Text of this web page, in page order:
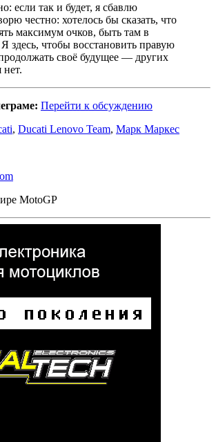
если так и будет, я сбавлю
честно: хотелось бы сказать, что
максимум очков, быть там в
здесь, чтобы восстановить правую
своё будущее — других
нет.
Перейти к обсуждению
, Ducati Lenovo Team, Марк Маркес
MotoGP